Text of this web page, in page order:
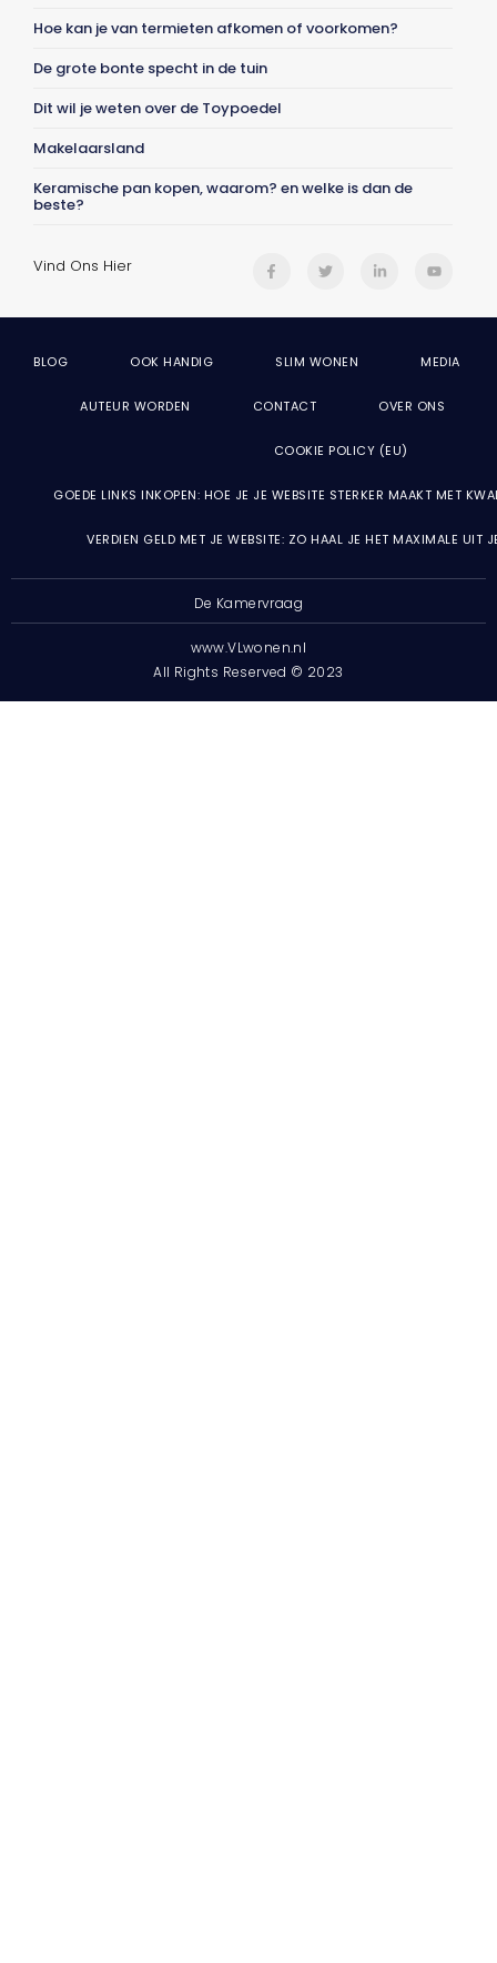
Hoe kan je van termieten afkomen of voorkomen?
De grote bonte specht in de tuin
Dit wil je weten over de Toypoedel
Makelaarsland
Keramische pan kopen, waarom? en welke is dan de
beste?
Vind Ons Hier
BLOG OOK HANDIG SLIM WONEN MEDIA
AUTEUR WORDEN CONTACT OVER ONS
COOKIE POLICY (EU)
GOEDE LINKS INKOPEN: HOE JE JE WEBSITE STERKER MAAKT MET
VERDIEN GELD MET JE WEBSITE: ZO HAAL JE HET MAXIMALE UIT
De Kamervraag
www.VLwonen.nl
All Rights Reserved © 2023